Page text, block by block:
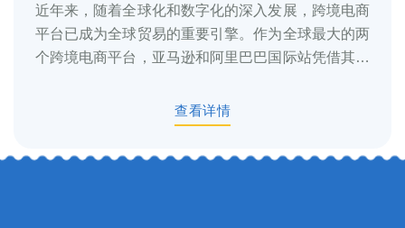
近年来，随着全球化和数字化的深入发展，跨境电商
平台已成为全球贸易的重要引擎。作为全球最大的两
个跨境电商平台，亚马逊和阿里巴巴国际站凭借其庞
查看详情